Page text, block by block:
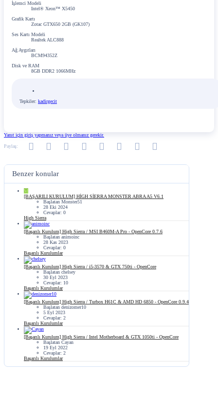
İşlemci Modeli
Intel® Xeon™ X5450
Grafik Kartı
Zotac GTX650 2GB (GK107)
Ses Kartı Modeli
Realtek ALC888
Ağ Aygıtları
BCM94352Z
Disk ve RAM
8GB DDR2 1066MHz
Tepkiler: kadirgecit
Yanıt için giriş yapmanız veya üye olmanız gerekir.
Paylaş: FacebookTwitter Reddit PinterestTumblr WhatsAppE-posta
Benzer konular
M
[BAŞARILI KURULUM] HİGH SİERRA MONSTER ABRA A5 V6.1
Başlatan Monster51
28 Eki 2024
Cevaplar: 0
High Sierra
[Başarılı Kurulum] High Sierra / MSI B460M-A Pro - OpenCore 0.7.6
Başlatan animoinc
28 Kas 2023
Cevaplar: 0
Başarılı Kurulumlar
[Başarılı Kurulum] High Sierra / i5-3570 & GTX 750ti - OpenCore
Başlatan chelsey
30 Eyl 2023
Cevaplar: 10
Başarılı Kurulumlar
[Başarılı Kurulum] High Sierra / Turbox H61C & AMD HD 6850 - OpenCore 0.9.4
Başlatan denizomer10
5 Eyl 2023
Cevaplar: 2
Başarılı Kurulumlar
[Başarılı Kurulum] High Sierra / Intel Motherboard & GTX 1050ti - OpenCore
Başlatan Cayan
19 Eyl 2022
Cevaplar: 2
Başarılı Kurulumlar